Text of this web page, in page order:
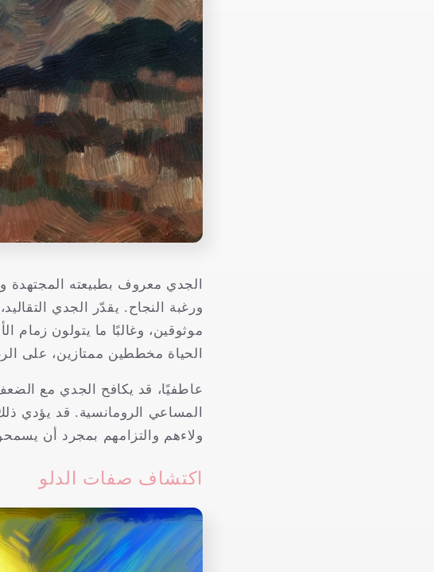
الجدي معروف بطبيعته المجتهدة
ورغبة النجاح. يقدّر الجدي
موثوقين، وغالبًا ما يتولون زمام
الحياة مخططين ممتازين، على
عاطفيًا، قد يكافح الجدي مع
المساعي الرومانسية. قد يؤدي
ولاءهم والتزامهم بمجرد أن
اكتشاف صفات الدلو